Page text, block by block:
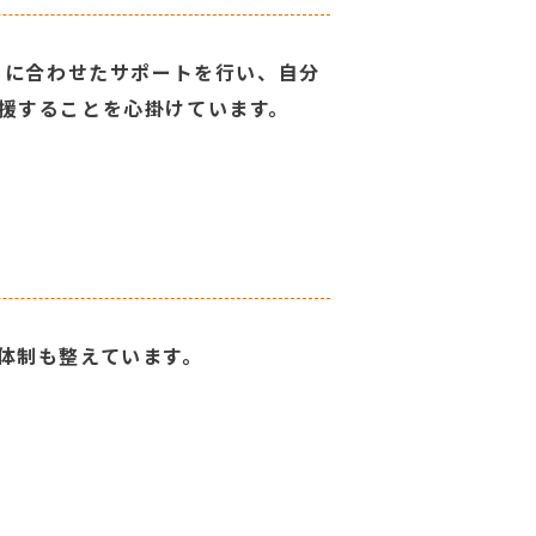
合わせたサポートを行い、自分
ることを心掛けています。
も整えています。